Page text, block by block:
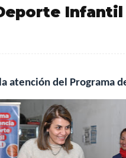
Infantil
atención del Programa